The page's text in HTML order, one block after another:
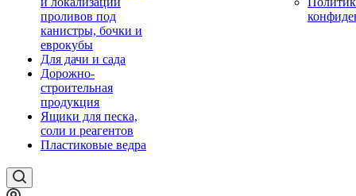
проливов под
канистры, бочки и
еврокубы
Для дачи и сада
Дорожно-
строительная
продукция
Ящики для песка,
соли и реагентов
Пластиковые ведра